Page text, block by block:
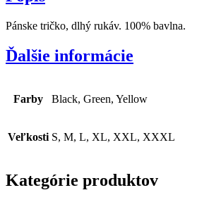
Pánske tričko, dlhý rukáv. 100% bavlna.
Ďalšie informácie
Farby Black, Green, Yellow
Veľkosti S, M, L, XL, XXL, XXXL
Kategórie produktov